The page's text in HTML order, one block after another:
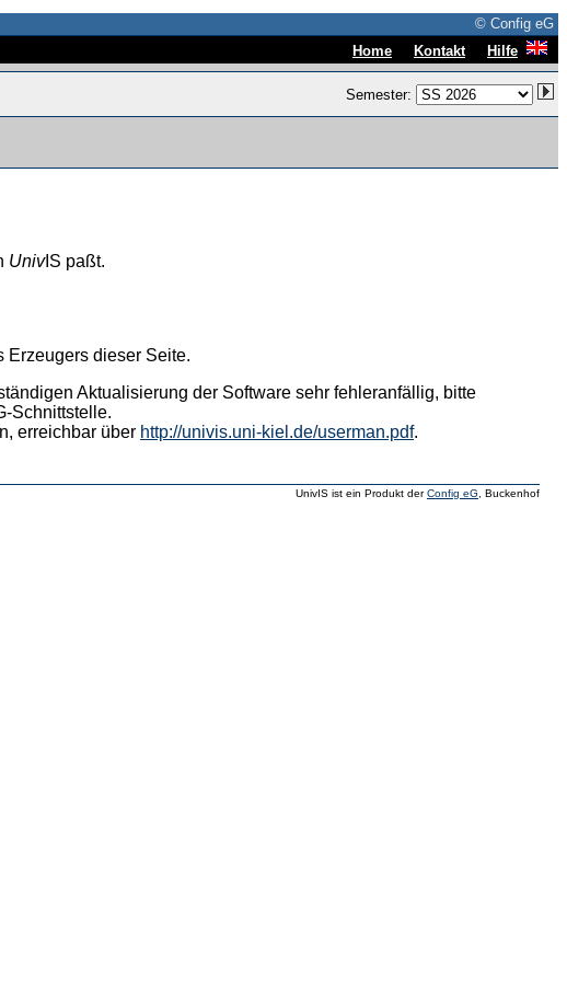
© Config eG
Home Kontakt Hilfe
Semester:
UnivIS paßt.
Erzeugers dieser Seite.
Aktualisierung der Software sehr fehleranfällig, bitte
Schnittstelle.
erreichbar über http://univis.uni-kiel.de/userman.pdf.
UnivIS ist ein Produkt derConfig eG , Buckenhof